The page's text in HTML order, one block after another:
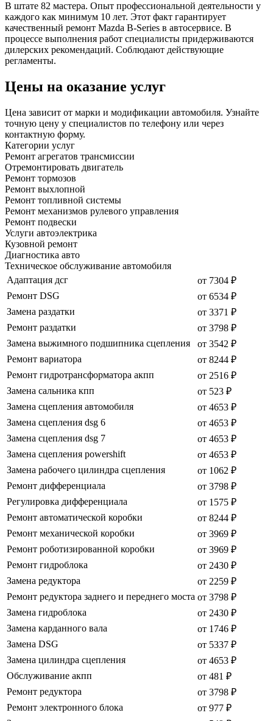
В штате 82 мастера. Опыт профессиональной деятельности у
каждого как минимум 10 лет. Этот факт гарантирует
качественный ремонт Mazda B-Series в автосервисе. В
процессе выполнения работ специалисты придерживаются
дилерских рекомендаций. Соблюдают действующие
регламенты.
Цены на оказание услуг
Цена зависит от марки и модификации автомобиля. Узнайте
точную цену у специалистов по телефону или через
контактную форму.
Категории услуг
Ремонт агрегатов трансмиссии
Отремонтировать двигатель
Ремонт тормозов
Ремонт выхлопной
Ремонт топливной системы
Ремонт механизмов рулевого управления
Ремонт подвески
Услуги автоэлектрика
Кузовной ремонт
Диагностика авто
Техническое обслуживание автомобиля
Адаптация дсг
от 7304 ₽
Ремонт DSG
от 6534 ₽
Замена раздатки
от 3371 ₽
Ремонт раздатки
от 3798 ₽
Замена выжимного подшипника сцепления
от 3542 ₽
Ремонт вариатора
от 8244 ₽
Ремонт гидротрансформатора акпп
от 2516 ₽
Замена сальника кпп
от 523 ₽
Замена сцепления автомобиля
от 4653 ₽
Замена сцепления dsg 6
от 4653 ₽
Замена сцепления dsg 7
от 4653 ₽
Замена сцепления powershift
от 4653 ₽
Замена рабочего цилиндра сцепления
от 1062 ₽
Ремонт дифференциала
от 3798 ₽
Регулировка дифференциала
от 1575 ₽
Ремонт автоматической коробки
от 8244 ₽
Ремонт механической коробки
от 3969 ₽
Ремонт роботизированной коробки
от 3969 ₽
Ремонт гидроблока
от 2430 ₽
Замена редуктора
от 2259 ₽
Ремонт редуктора заднего и переднего моста от 3798 ₽
Замена гидроблока
от 2430 ₽
Замена карданного вала
от 1746 ₽
Замена DSG
от 5337 ₽
Замена цилиндра сцепления
от 4653 ₽
Обслуживание акпп
от 481 ₽
Ремонт редуктора
от 3798 ₽
Ремонт электронного блока
от 977 ₽